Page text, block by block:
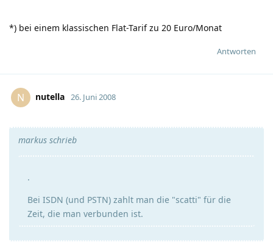
*) bei einem klassischen Flat-Tarif zu 20 Euro/Monat
Antworten
N nutella 26. Juni 2008
markus schrieb
.
Bei ISDN (und PSTN) zahlt man die "scatti" für die
Zeit, die man verbunden ist.